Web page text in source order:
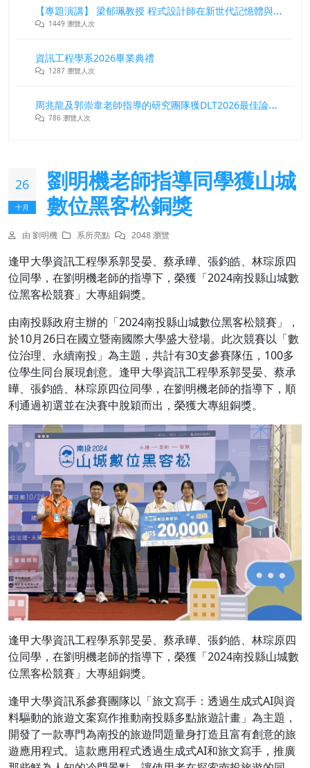
【專題演講】 梁郁珮教授 程式設計師在新世代記憶體與儲存系統中的角色與挑戰
1449 瀏覽人次
資訊工程學系2026畢業典禮
1287 瀏覽人次
周兆龍及郭崇韋老師指導的研究團隊獲DLT2026最佳論文獎
786 瀏覽人次
26
十月
劉明機老師指導同學獲山城
數位黑客松銅獎
由 劉明機 系所亮點 2048 瀏覽
逢甲大學資訊工程學系郭旻晏、蔡承曄、張鈞皓、林琮原四
位同學，在劉明機老師的指導下，榮獲「2024南投縣山城數
位黑客松競賽」大專組銅獎。
由南投縣政府主辦的「2024南投縣山城數位黑客松競賽」，
於10月26日在國立暨南國際大學盛大登場。此次競賽以「數
位治理、永續南投」為主題，共計有30支參賽隊伍，100多
位學生同台展現創意。逢甲大學資訊工程學系郭旻晏、蔡承
曄、張鈞皓、林琮原四位同學，在劉明機老師的指導下，順
利通過初選並在決賽中脫穎而出，榮獲大專組銅獎。
逢甲大學資訊工程學系郭旻晏、蔡承曄、張鈞皓、林琮原四
位同學，在劉明機老師的指導下，榮獲「2024南投縣山城數
位黑客松競賽」大專組銅獎。
逢甲大學資訊系參賽團隊以「旅文寫手：透過生成式AI與資
料驅動的旅遊文案寫作推動南投縣多點旅遊計畫」為主題，
開發了一款專門為南投的旅遊問題量身打造且富有創意的旅
遊應用程式。這款應用程式透過生成式AI和旅文寫手，推廣